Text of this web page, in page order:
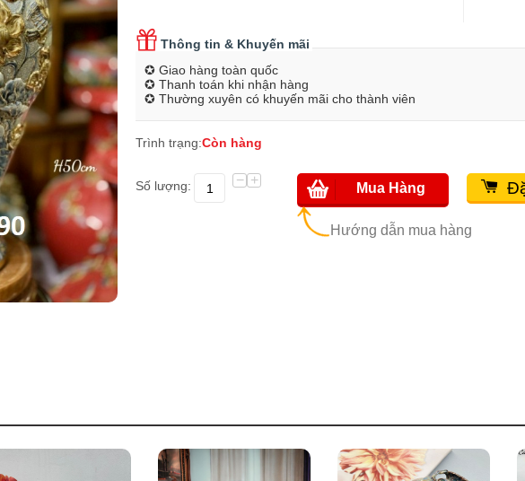
Thông tin & Khuyến mãi
✪ Giao hàng toàn quốc
✪ Thanh toán khi nhận hàng
✪ Thường xuyên có khuyến mãi cho thành viên
Trình trạng:Còn hàng
Số lượng: +
−
Hướng dẫn mua hàng
Mua Hàng